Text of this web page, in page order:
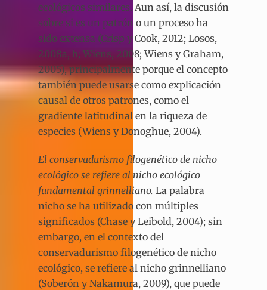
ecológicos similares. Aun así, la discusión
sobre si es un patrón o un proceso ha
sido extensa (Crisp y Cook, 2012; Losos,
2008a, b; Wiens, 2008; Wiens y Graham,
2005), principalmente porque el concepto
también puede usarse como explicación
causal de otros patrones, como el
gradiente latitudinal en la riqueza de
especies (Wiens y Donoghue, 2004).
El conservadurismo filogenético de nicho
ecológico se refiere al nicho ecológico
fundamental grinnelliano. La palabra
nicho se ha utilizado con múltiples
significados (Chase y Leibold, 2004); sin
embargo, en el contexto del
conservadurismo filogenético de nicho
ecológico, se refiere al nicho grinnelliano
(Soberón y Nakamura, 2009), que puede